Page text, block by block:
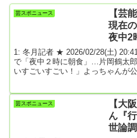
芸スポニュース
【芸
現在
夜中2
ガ、1
1: 冬月記者 ★ 2026/02/28(土)
で「夜中２時に朝食」…片岡鶴太
いすごいすごい！」よっちゃんが
ランクインで、お久しぶりに鶴太
も嬉しかったです」とつづり、映
太郎と再会したことを報告。鶴太
芸スポニュース
【大
ん『
世論